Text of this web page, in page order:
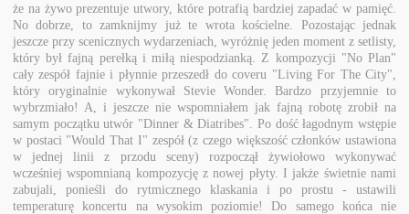
że na żywo prezentuje utwory, które potrafią bardziej zapadać w pamięć.
No dobrze, to zamknijmy już te wrota kościelne. Pozostając jednak
jeszcze przy scenicznych wydarzeniach, wyróżnię jeden moment z setlisty,
który był fajną perełką i miłą niespodzianką. Z kompozycji "No Plan"
cały zespół fajnie i płynnie przeszedł do coveru "Living For The City",
który oryginalnie wykonywał Stevie Wonder. Bardzo przyjemnie to
wybrzmiało! A, i jeszcze nie wspomniałem jak fajną robotę zrobił na
samym początku utwór "Dinner & Diatribes". Po dość łagodnym wstępie
w postaci "Would That I" zespół (z czego większość członków ustawiona
w jednej linii z przodu sceny) rozpoczął żywiołowo wykonywać
wcześniej wspomnianą kompozycję z nowej płyty. I jakże świetnie nami
zabujali, ponieśli do rytmicznego klaskania i po prostu - ustawili
temperaturę koncertu na wysokim poziomie! Do samego końca nie